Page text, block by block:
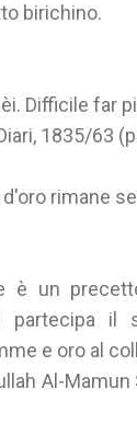
birichino.
Difficile far
1835/63
rimane
è un
partecipa il
e oro al
Al-